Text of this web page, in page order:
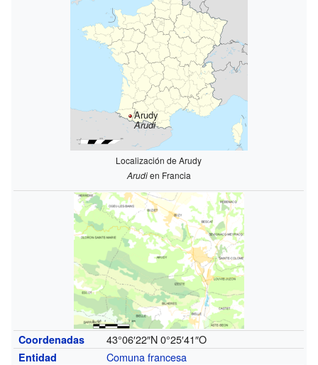
Arudy
Arudi
Localización de Arudy
Arudien Francia
Coordenadas 43°06′22″N 0°25′41″O
Entidad
Comuna francesa